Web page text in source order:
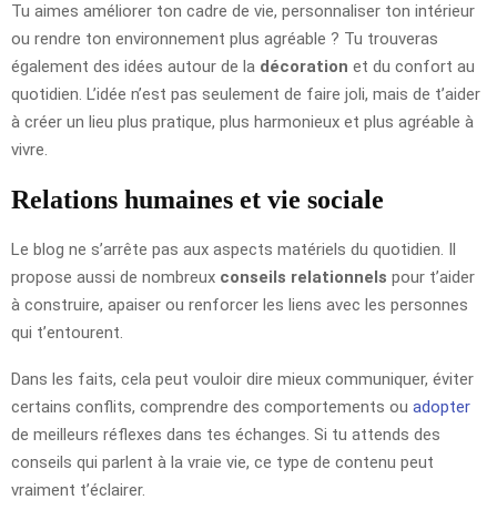
Tu aimes améliorer ton cadre de vie, personnaliser ton intérieur
ou rendre ton environnement plus agréable ? Tu trouveras
également des idées autour de la décoration et du confort au
quotidien. L’idée n’est pas seulement de faire joli, mais de t’aider
à créer un lieu plus pratique, plus harmonieux et plus agréable à
vivre.
Relations humaines et vie sociale
Le blog ne s’arrête pas aux aspects matériels du quotidien. Il
propose aussi de nombreux conseils relationnels pour t’aider
à construire, apaiser ou renforcer les liens avec les personnes
qui t’entourent.
Dans les faits, cela peut vouloir dire mieux communiquer, éviter
certains conflits, comprendre des comportements ou adopter
de meilleurs réflexes dans tes échanges. Si tu attends des
conseils qui parlent à la vraie vie, ce type de contenu peut
vraiment t’éclairer.